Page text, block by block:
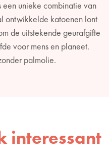
unieke combinatie van
ontwikkelde katoenen lont
de uitstekende geurafgifte
voor mens en planeet.
palmolie.
interessant